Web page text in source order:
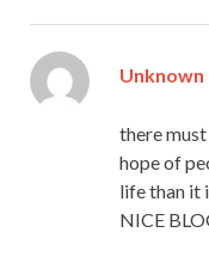
Unknown
there
hope of
life than it
NICE